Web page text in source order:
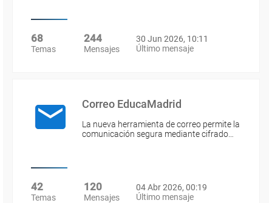
68
Temas
244
Mensajes
30 Jun 2026, 10:11
Último mensaje
Correo EducaMadrid
La nueva herramienta de correo permite la
comunicación segura mediante cifrado…
42
Temas
120
Mensajes
04 Abr 2026, 00:19
Último mensaje